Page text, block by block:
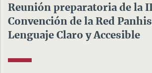
Reunión preparatoria de la
Convención de la Red
Lenguaje Claro y Accesible